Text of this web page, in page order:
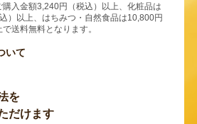
購入金額3,240円（税込）以上、化粧品は
）以上、はちみつ・自然食品は10,800円
で送料無料となります。
いて
を
だけます